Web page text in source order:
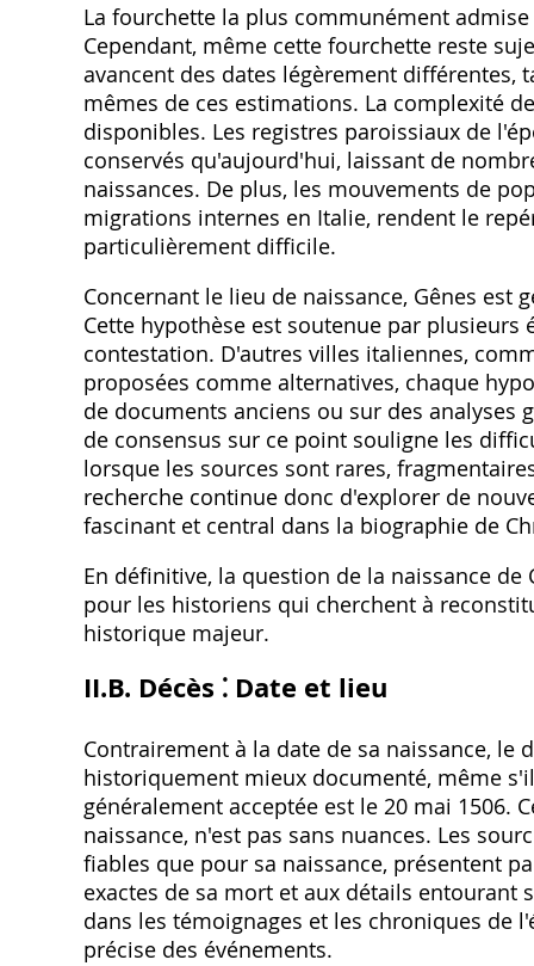
La fourchette la plus communément
Cependant, même cette fourchette reste
avancent des dates légèrement différentes,
mêmes de ces estimations. La complexité
disponibles. Les registres paroissiaux de
conservés qu'aujourd'hui, laissant de
naissances. De plus, les mouvements de
migrations internes en Italie, rendent le
particulièrement difficile.
Concernant le lieu de naissance, Gênes
Cette hypothèse est soutenue par
contestation. D'autres villes italiennes,
proposées comme alternatives, chaque
de documents anciens ou sur des analyses
de consensus sur ce point souligne les
lorsque les sources sont rares,
recherche continue donc d'explorer de
fascinant et central dans la biographie de
En définitive, la question de la naissance
pour les historiens qui cherchent à
historique majeur.
II.B. Décès ⁚ Date et lieu
Contrairement à la date de sa naissance, le
historiquement mieux documenté, même
généralement acceptée est le 20 mai 1506.
naissance, n'est pas sans nuances. Les
fiables que pour sa naissance, présentent
exactes de sa mort et aux détails entourant
dans les témoignages et les chroniques de
précise des événements.